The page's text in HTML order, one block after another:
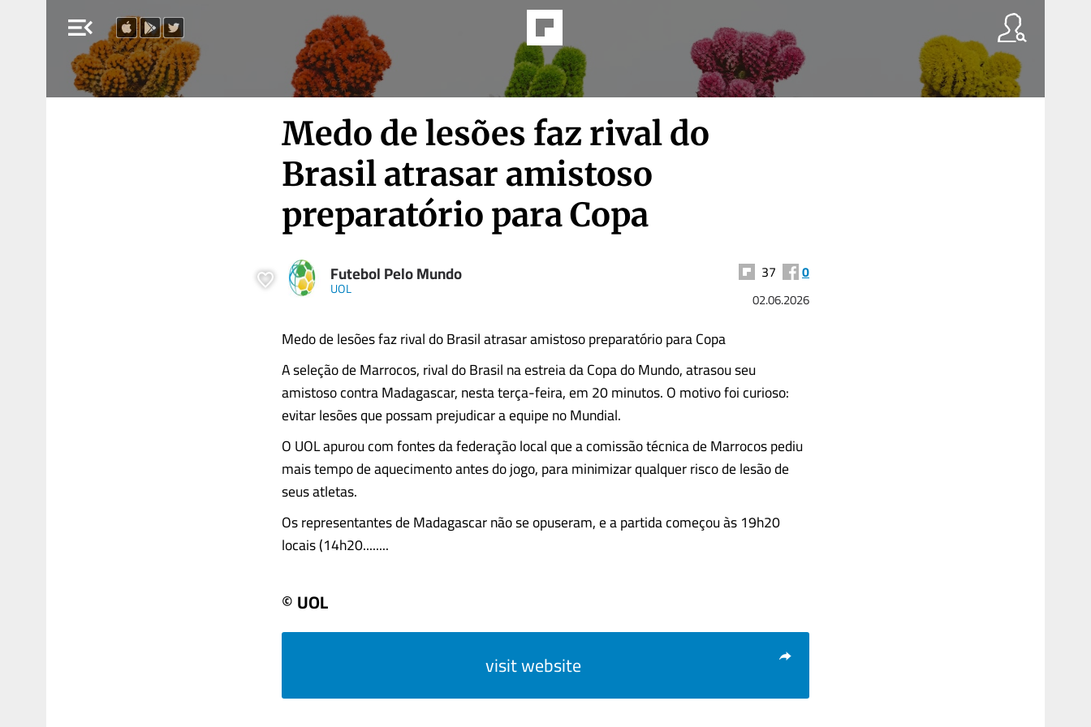
menu_open
Medo de lesões faz rival do
Brasil atrasar amistoso
preparatório para Copa
Futebol Pelo Mundo
UOL
37 0
02.06.2026
Medo de lesões faz rival do Brasil atrasar amistoso preparatório para Copa
A seleção de Marrocos, rival do Brasil na estreia da Copa do Mundo, atrasou seu
amistoso contra Madagascar, nesta terça-feira, em 20 minutos. O motivo foi curioso:
evitar lesões que possam prejudicar a equipe no Mundial.
O UOL apurou com fontes da federação local que a comissão técnica de Marrocos pediu
mais tempo de aquecimento antes do jogo, para minimizar qualquer risco de lesão de
seus atletas.
Os representantes de Madagascar não se opuseram, e a partida começou às 19h20
locais (14h20........
© UOL
visit website